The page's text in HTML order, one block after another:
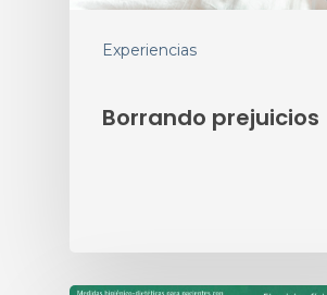
Experiencias
Borrando prejuicios